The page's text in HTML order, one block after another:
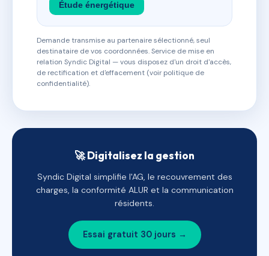
Étude énergétique
Demande transmise au partenaire sélectionné, seul
destinataire de vos coordonnées. Service de mise en
relation Syndic Digital — vous disposez d'un droit d'accès,
de rectification et d'effacement (voir politique de
confidentialité).
🚀 Digitalisez la gestion
Syndic Digital simplifie l'AG, le recouvrement des
charges, la conformité ALUR et la communication
résidents.
Essai gratuit 30 jours →